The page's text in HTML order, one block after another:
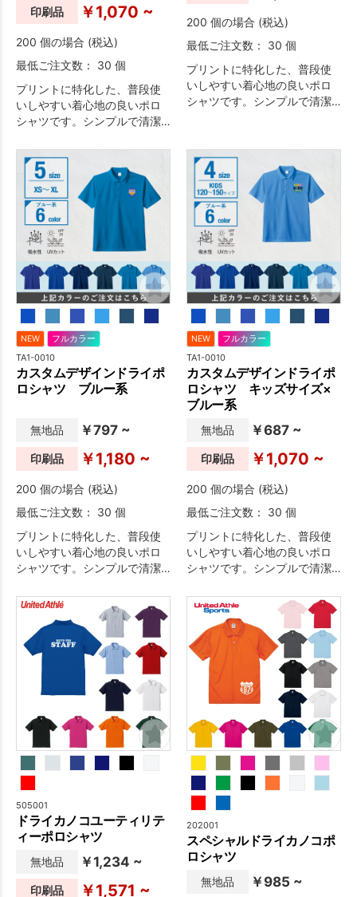
印刷品 ￥1,070 ~
200 個の場合 (税込)
最低ご注文数： 30 個
プリントに特化した、普段使
いしやすい着心地の良いポロ
シャツです。シンプルで清潔
ベント・物販・ユニフォーム
など幅広い用途におすすめで
す。
200 個の場合 (税込)
最低ご注文数： 30 個
プリントに特化した、普段使
いしやすい着心地の良いポロ
シャツです。シンプルで清潔
など幅広い用途におすすめで
す。
NEW フルカラー
TA1-0010
カスタムデザインドライポ
ロシャツ ブルー系
無地品 ￥797 ~
印刷品 ￥1,180 ~
200 個の場合 (税込)
最低ご注文数： 30 個
プリントに特化した、普段使
いしやすい着心地の良いポロ
シャツです。シンプルで清潔
ベント・物販・ユニフォーム
など幅広い用途におすすめで
す。
NEW フルカラー
TA1-0010
カスタムデザインドライポ
ロシャツ キッズサイズ×
ブルー系
無地品 ￥687 ~
印刷品 ￥1,070 ~
200 個の場合 (税込)
最低ご注文数： 30 個
プリントに特化した、普段使
いしやすい着心地の良いポロ
シャツです。シンプルで清潔
ベント・物販・ユニフォーム
など幅広い用途におすすめで
す。
505001
ドライカノコユーティリテ
ィーポロシャツ
無地品 ￥1,234 ~
印刷品 ￥1,571 ~
202001
スペシャルドライカノコポ
ロシャツ
無地品 ￥985 ~